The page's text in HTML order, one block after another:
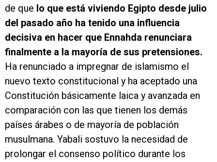
de que lo que está viviendo Egipto desde julio
del pasado año ha tenido una influencia
decisiva en hacer que Ennahda renunciara
finalmente a la mayoría de sus pretensiones.
Ha renunciado a impregnar de islamismo el
nuevo texto constitucional y ha aceptado una
Constitución básicamente laica y avanzada en
comparación con las que tienen los demás
países árabes o de mayoría de población
musulmana. Yabali sostuvo la necesidad de
prolongar el consenso político durante los